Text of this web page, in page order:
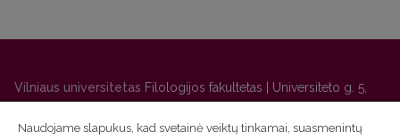
Vilniaus universitetas Filologijos fakultetas | Universiteto g. 5,
LT-01131 Vilnius
Studijų skyriaus(studijų ir tvarkaraščio klausimai) tel. (0 5) 268
Naudojame slapukus, kad svetainė veiktų tinkamai, suasmenintų